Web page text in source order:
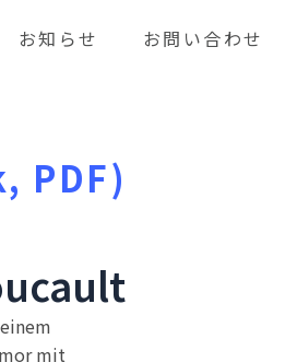
お知らせ お問い合わせ
PDF)
mit